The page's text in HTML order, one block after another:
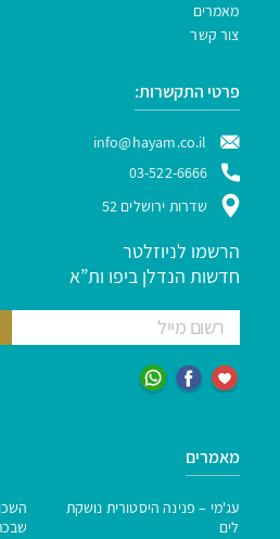
מאמרים
צור קשר
פרטי התקשרות:
info@hayam.co.il
03-522-6666
שדרות ירושלים 52
הרשמו לניוזלטר
חדשות הנדלן ביפו ות”א
מאמרים
עג'מי – פנינה היסטורית נושקת
לים